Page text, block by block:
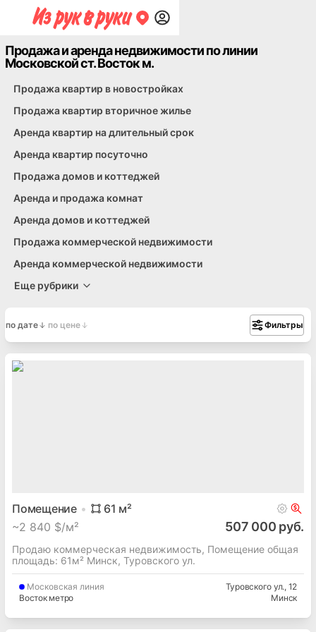
Продажа и аренда недвижимости по линии
Московской ст. Восток м.
Продажа квартир в новостройках
Продажа квартир вторичное жилье
Аренда квартир на длительный срок
Аренда квартир посуточно
Продажа домов и коттеджей
Аренда и продажа комнат
Аренда домов и коттеджей
Продажа коммерческой недвижимости
Аренда коммерческой недвижимости
Обмен квартир
Аренда и продажа зарубежной недвижимости
Обмен домов, участков, дач
Гаражи, автостоянки и машиноместа
Оформление регистрации
Аукционы и другое
Спрос
Еще рубрики
по дате по цене Фильтры
Помещение 61 м²
~2 840 $/м² 507 000 руб.
Продаю коммерческая недвижимость, Помещение общая
площадь: 61м² Минск, Туровского ул.
Московская линия
Восток метро
Туровского ул., 12
Минск